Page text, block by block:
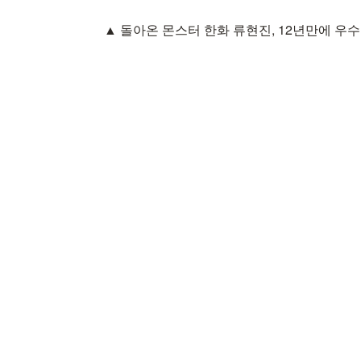
▲ 돌아온 몬스터 한화 류현진, 12년만에 우